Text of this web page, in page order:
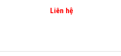
Liên hệ